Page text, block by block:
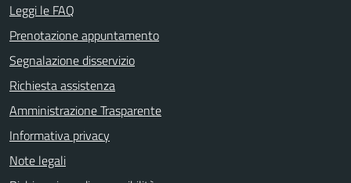
Leggi le FAQ
Prenotazione appuntamento
Segnalazione disservizio
Richiesta assistenza
Amministrazione Trasparente
Informativa privacy
Note legali